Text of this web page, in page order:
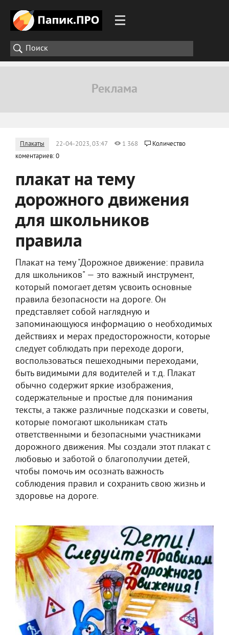
Плакаты 22-04-2023, 03:47 1 368
Количество
коментариев: 0
плакат на тему
дорожного движения
для школьников
правила
Плакат на тему "Дорожное движение: правила
для школьников" — это важный инструмент,
который помогает детям усвоить основные
правила безопасности на дороге. Он
представляет собой наглядную и
запоминающуюся информацию о необходимых
действиях и мерах предосторожности, которые
следует соблюдать при переходе дороги,
воспользоваться пешеходными переходами,
быть видимыми для водителей и т.д. Плакат
обычно содержит яркие изображения,
содержательные и простые для понимания
тексты, а также различные подсказки и советы,
которые помогают школьникам стать
ответственными и безопасными участниками
дорожного движения. Мы создали этот плакат с
любовью и заботой о благополучии детей,
чтобы помочь им осознать важность
соблюдения правил и сохранить свою жизнь и
здоровье на дороге.